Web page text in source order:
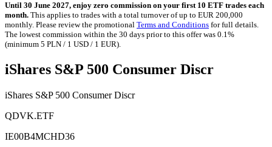
Until 30 June 2027, enjoy zero commission on your first 10 ETF trades each
month. This applies to trades with a total turnover of up to EUR 200,000
monthly. Please review the promotional Terms and Conditions for full details.
The lowest commission within the 30 days prior to this offer was 0.1%
(minimum 5 PLN / 1 USD / 1 EUR).
iShares S&P 500 Consumer Discr
iShares S&P 500 Consumer Discr
QDVK.ETF
IE00B4MCHD36